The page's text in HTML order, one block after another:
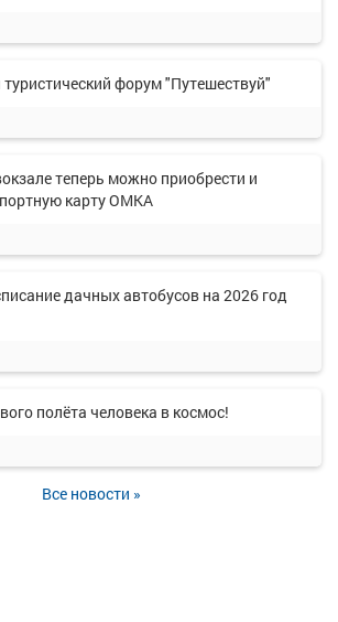
форум "Путешествуй"
теперь можно приобрести и
карту ОМКА
дачных автобусов на 2026 год
полёта человека в космос!
Все новости »